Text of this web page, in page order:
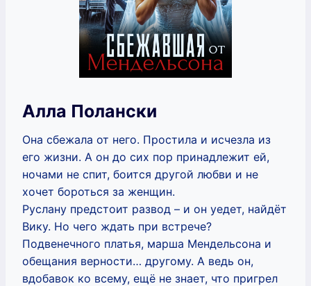
Алла Полански
Она сбежала от него. Простила и исчезла из
его жизни. А он до сих пор принадлежит ей,
ночами не спит, боится другой любви и не
хочет бороться за женщин.
Руслану предстоит развод – и он уедет, найдёт
Вику. Но чего ждать при встрече?
Подвенечного платья, марша Мендельсона и
обещания верности… другому. А ведь он,
вдобавок ко всему, ещё не знает, что пригрел